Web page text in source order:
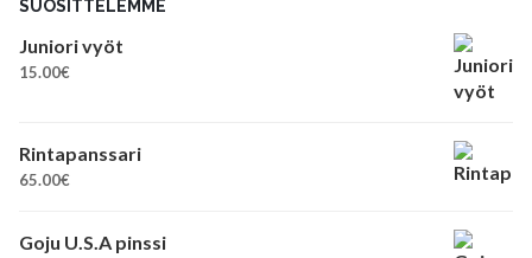
SUOSITTELEMME
Juniori vyöt
15.00€
Rintapanssari
65.00€
Goju U.S.A pinssi